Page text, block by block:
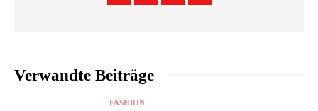
Verwandte Beiträge
FASHION